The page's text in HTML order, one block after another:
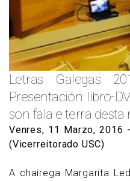
Letras Galegas
Presentación libro-
son fala e terra desta
Venres, 11 Marzo, 2016
(Vicerreitorado USC)
A chairega Margarita